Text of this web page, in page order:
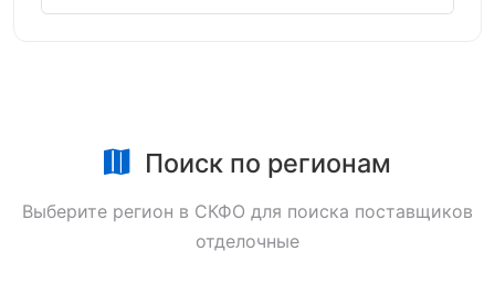
Поиск по регионам
Выберите регион в СКФО для поиска поставщиков
отделочные